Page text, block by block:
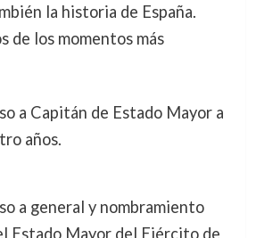
la historia de España.
de los momentos más
a Capitán de Estado Mayor a
años.
a general y nombramiento
Estado Mayor del Ejército de